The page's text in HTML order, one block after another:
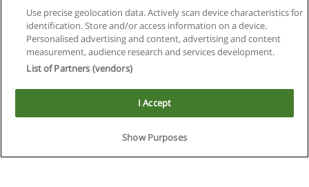
Reglas de uso
Privacidad de datos
Contactar con Educaedu
Copyright © Educaedu Business S.L. - CIF : B-95610580: -
www.educaedu.com.ar
Use precise geolocation data. Actively scan device characteristics for
identification. Store and/or access information on a device.
Personalised advertising and content, advertising and content
measurement, audience research and services development.
List of Partners (vendors)
I Accept
Show Purposes